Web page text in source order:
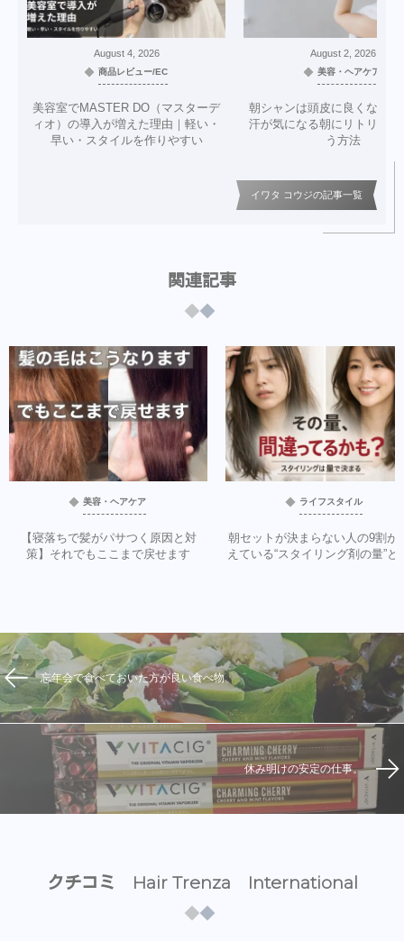
August 4, 2026
商品レビュー/EC
美容室でMASTER DO（マスターデ
ィオ）の導入が増えた理由｜軽い・
早い・スタイルを作りやすい
August 2, 2026
美容・ヘアケア
朝シャンは頭皮に良くない？
汗が気になる朝にリトリニだ
う方法
イワタ コウジの記事一覧
関連記事
美容・ヘアケア
【寝落ちで髪がパサつく原因と対
策】それでもここまで戻せます
ライフスタイル
朝セットが決まらない人の9割が
えている“スタイリング剤の量”と
忘年会で食べておいた方が良い食べ物
休み明けの安定の仕事。
クチコミ Hair Trenza International